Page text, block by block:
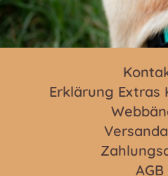
Erklärung Extras
AGB